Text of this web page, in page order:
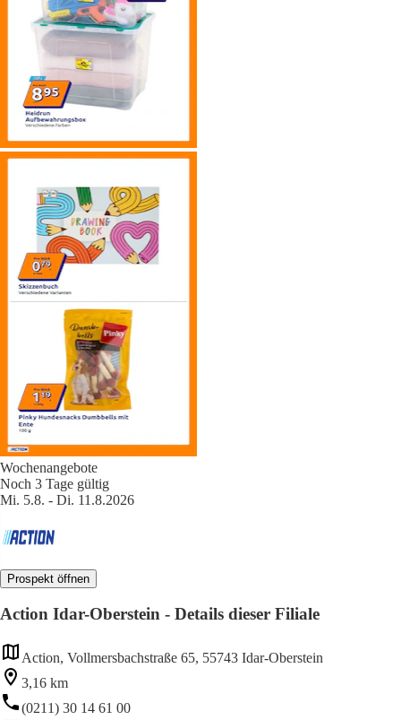
Wochenangebote
Noch 3 Tage gültig
Mi. 5.8. - Di. 11.8.2026
Prospekt öffnen
Action Idar-Oberstein - Details dieser Filiale
Action, Vollmersbachstraße 65, 55743 Idar-Oberstein
3,16 km
(0211) 30 14 61 00